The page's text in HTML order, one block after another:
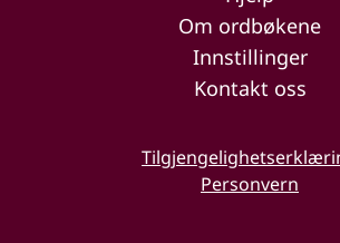
Om ordbøkene
Innstillinger
Kontakt oss
Personvern